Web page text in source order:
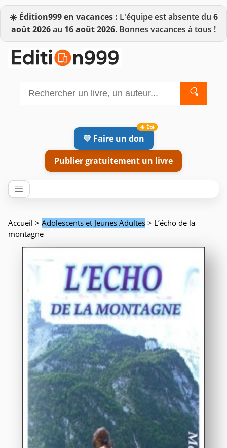
☀️ Édition999 en vacances : L'équipe est absente du 6
août 2026au 16 août 2026. Bonnes vacances à tous !
🔍
💛 Faire un don
Publier gratuitement un livre
Accueil > Adolescents et Jeunes Adultes > L’écho de la
montagne